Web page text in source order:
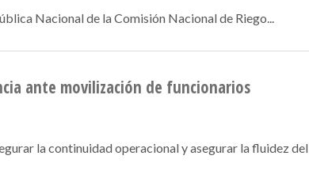
Nacional de la Comisión Nacional de Riego...
ante movilización de funcionarios
la continuidad operacional y asegurar la fluidez del